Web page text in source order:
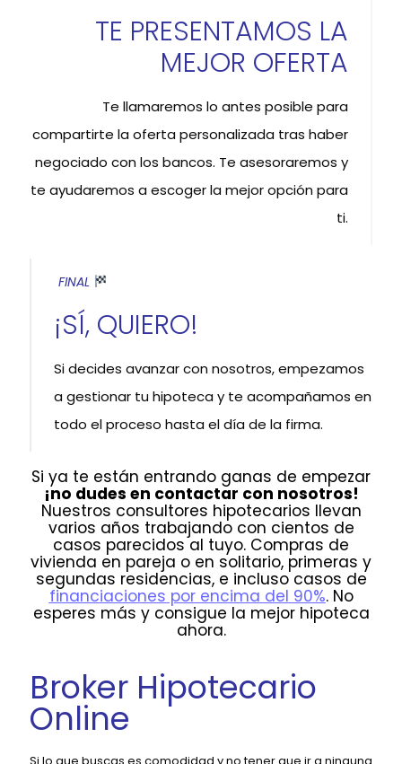
TE PRESENTAMOS LA
MEJOR OFERTA
Te llamaremos lo antes posible para
compartirte la oferta personalizada tras haber
negociado con los bancos. Te asesoraremos y
te ayudaremos a escoger la mejor opción para
ti.
FINAL
¡SÍ, QUIERO!
Si decides avanzar con nosotros, empezamos
a gestionar tu hipoteca y te acompañamos en
todo el proceso hasta el día de la firma.
Si ya te están entrando ganas de empezar
¡no dudes en contactar con nosotros!
Nuestros consultores hipotecarios llevan
varios años trabajando con cientos de
casos parecidos al tuyo. Compras de
vivienda en pareja o en solitario, primeras y
segundas residencias, e incluso casos de
financiaciones por encima del 90%. No
esperes más y consigue la mejor hipoteca
ahora.
Broker Hipotecario
Online
Si lo que buscas es comodidad y no tener que ir a ninguna